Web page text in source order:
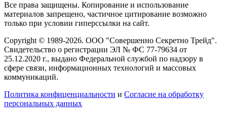
Все права защищены. Копирование и использование
материалов запрещено, частичное цитирование возможно
только при условии гиперссылки на сайт.
Copyright © 1989-2026. ООО "Совершенно Секретно Трейд".
Свидетельство о регистрации ЭЛ № ФС 77-79634 от
25.12.2020 г., выдано Федеральной службой по надзору в
сфере связи, информационных технологий и массовых
коммуникаций.
Политика конфиценциальности и Согласие на обработку
персональных данных